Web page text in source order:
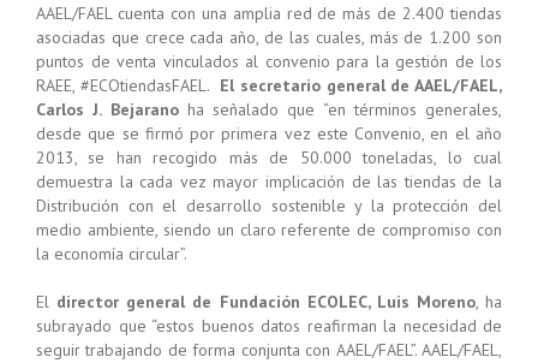
AAEL/FAELcuenta con una amplia red de más de 2.400 tiendas
asociadas que crece cada año, de las cuales, más de 1.200 son
puntos de venta vinculados al convenio para la gestión de los
RAEE, #ECOtiendasFAEL. El secretario general de AAEL/FAEL,
Carlos J. Bejaranoha señalado que “en términos generales,
desde que se firmó por primera vez este Convenio, en el año
2013, se han recogido más de 50.000 toneladas, lo cual
demuestra la cada vez mayor implicación de las tiendas de la
Distribución con el desarrollo sostenible y la protección del
medio ambiente, siendo un claro referente de compromiso con
la economía circular”.
El director general de Fundación ECOLEC, Luis Moreno, ha
subrayado que “estos buenos datos reafirman la necesidad de
seguir trabajando de forma conjunta con AAEL/FAEL”. AAEL/FAEL,